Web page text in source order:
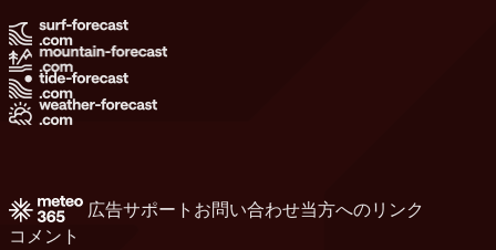
広告サポート お問い合わせ当方へのリンク
コメント